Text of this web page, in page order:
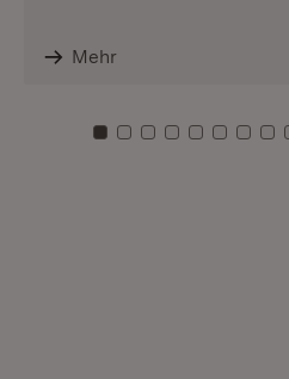
Mehr
Zu Kachel: 0
Zu Kachel: 1
Zu Kachel: 2
Zu Kachel:
ZuZuZu